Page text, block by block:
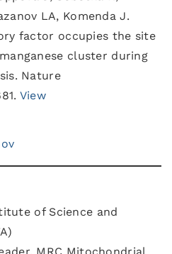
LA, Komenda J.
factor occupies the site
cluster during
Nature
View
of Science and